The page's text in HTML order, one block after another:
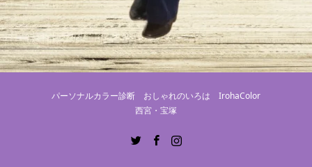
パーソナルカラー診断 おしゃれのいろは IrohaColor
西宮・宝塚